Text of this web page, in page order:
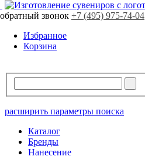
обратный звонок +7 (495) 975-74-04
Избранное
Корзина
расширить параметры поиска
Каталог
Бренды
Нанесение